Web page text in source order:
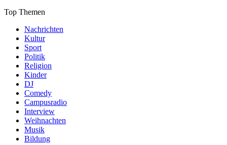
Top Themen
Nachrichten
Kultur
Sport
Politik
Religion
Kinder
DJ
Comedy
Campusradio
Interview
Weihnachten
Musik
Bildung